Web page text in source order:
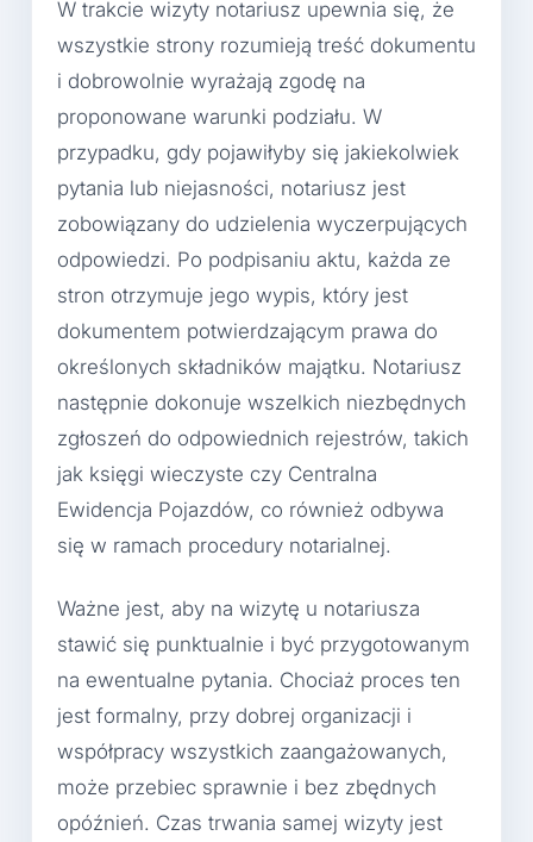
W trakcie wizyty notariusz upewnia się, że
wszystkie strony rozumieją treść dokumentu
i dobrowolnie wyrażają zgodę na
proponowane warunki podziału. W
przypadku, gdy pojawiłyby się jakiekolwiek
pytania lub niejasności, notariusz jest
zobowiązany do udzielenia wyczerpujących
odpowiedzi. Po podpisaniu aktu, każda ze
stron otrzymuje jego wypis, który jest
dokumentem potwierdzającym prawa do
określonych składników majątku. Notariusz
następnie dokonuje wszelkich niezbędnych
zgłoszeń do odpowiednich rejestrów, takich
jak księgi wieczyste czy Centralna
Ewidencja Pojazdów, co również odbywa
się w ramach procedury notarialnej.
Ważne jest, aby na wizytę u notariusza
stawić się punktualnie i być przygotowanym
na ewentualne pytania. Chociaż proces ten
jest formalny, przy dobrej organizacji i
współpracy wszystkich zaangażowanych,
może przebiec sprawnie i bez zbędnych
opóźnień. Czas trwania samej wizyty jest